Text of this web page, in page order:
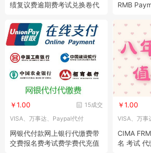
绩复议费逾期费考试兑换卷代
RMB
uo
15成交
￥1.00
VISA、万事达、Paypal代付
网银代付款网上银行代缴费带
交费报名费考试费学费代充值
￥1.00
VISA、万事
CIMA
名 考试 代